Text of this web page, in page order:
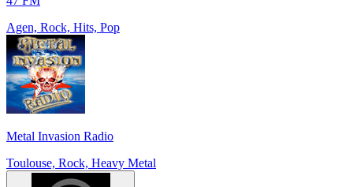
Agen, Rock, Hits, Pop
Metal Invasion Radio
Toulouse, Rock, Heavy Metal